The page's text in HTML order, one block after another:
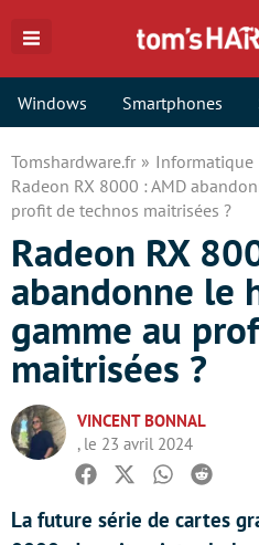
Windows Smartphones
Tomshardware.fr Informatique
Radeon RX 8000 : AMD
profit de technos maitrisées ?
Radeon RX
abandonne le
gamme au
maitrisées ?
VINCENT BONNAL
, le 23 avril 2024
Facebook
TwitterWhatsapp
Reddit
La future série de cartes